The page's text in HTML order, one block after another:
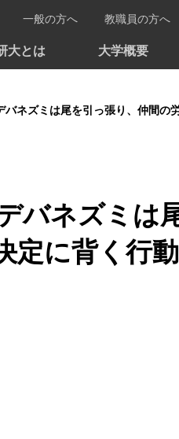
大とは 大学概要
一般の方へ 教職員の方へ
バネズミは尾を引っ張り、仲間
バネズミは
に背く行